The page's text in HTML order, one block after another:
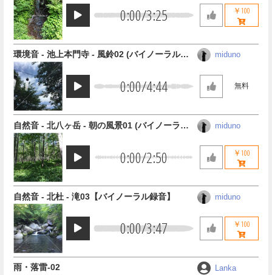
0:00/3:25 ￥100
0:00/4:44
環境音 - 池上本門寺 - 風鈴02 (バイノーラル録
音)
miduno
無料
0:00/2:50
自然音 - 北八ヶ岳 - 朝の風景01 (バイノーラル
録音)
miduno
￥100
0:00/3:47
自然音 - 北杜 - 滝03【バイノーラル録音】 miduno
￥100
雨・落雷-02 Lanka